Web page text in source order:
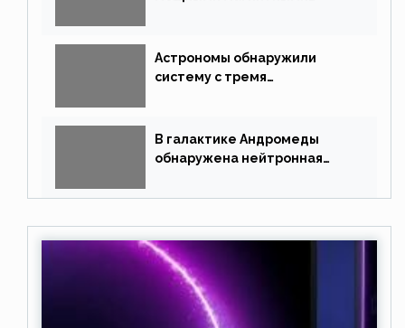
Астрономы обнаружили
систему с тремя
В галактике Андромеды
обнаружена нейтронная